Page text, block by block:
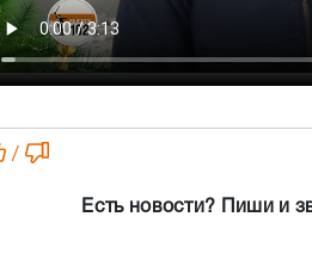
/
Есть новости? Пиши и